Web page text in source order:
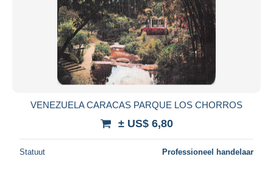
VENEZUELA CARACAS PARQUE LOS CHORROS
± US$ 6,80
Statuut Professioneel handelaar